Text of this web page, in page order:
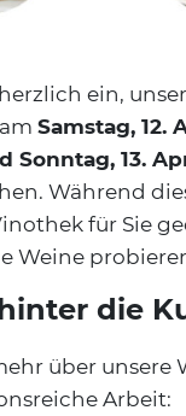
ein,
am Samstag, 12.
Sonntag, 13.
Während
für Sie
Weine
die
über unsere
Arbeit: